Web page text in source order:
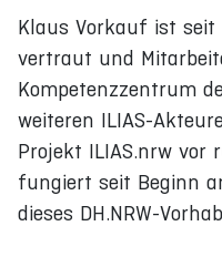
Klaus Vorkauf ist
vertraut und
Kompetenzzentrum
weiteren ILIAS-
Projekt ILIAS.nrw
fungiert seit Beginn
dieses DH.NRW-